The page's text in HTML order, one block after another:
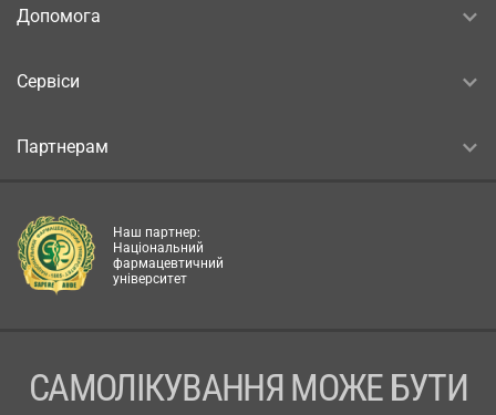
Допомога
Сервіси
Партнерам
Наш партнер:
Національний
фармацевтичний
університет
САМОЛІКУВАННЯ МОЖЕ БУТИ